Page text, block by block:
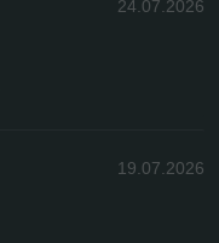
24.07.2026
19.07.2026